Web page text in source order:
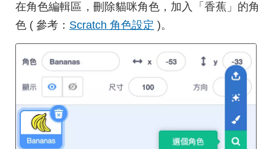
在角色編輯區，刪除貓咪角色，加入「香蕉」的角
色 ( 參考： Scratch 角色設定 )。